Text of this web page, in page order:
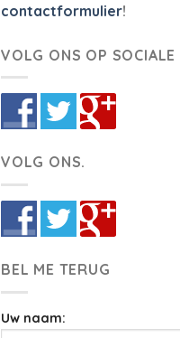
contactformulier!
VOLG ONS OP SOCIALE
VOLG ONS.
BEL ME TERUG
Uw naam: